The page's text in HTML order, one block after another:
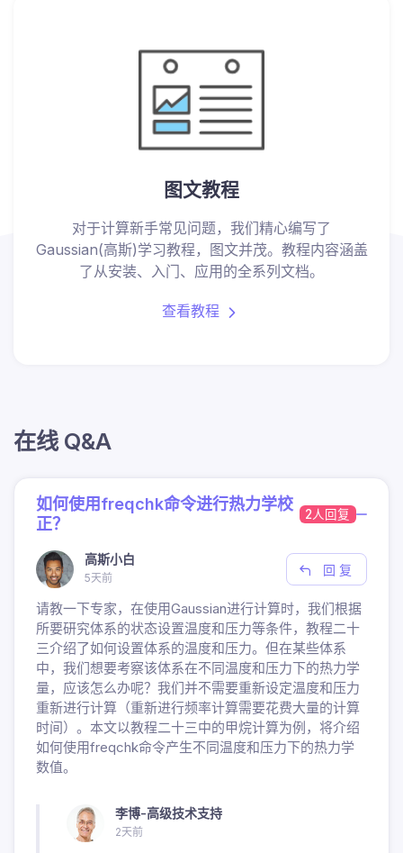
图文教程
对于计算新手常见问题，我们精心编写了
Gaussian(高斯)学习教程，图文并茂。教程内容涵盖
了从安装、入门、应用的全系列文档。
查看教程
在线 Q&A
如何使用freqchk命令进行热力学校
正？
2人回复
高斯小白
5天前
回 复
请教一下专家，在使用Gaussian进行计算时，我们根据
所要研究体系的状态设置温度和压力等条件，教程二十
三介绍了如何设置体系的温度和压力。但在某些体系
中，我们想要考察该体系在不同温度和压力下的热力学
量，应该怎么办呢？我们并不需要重新设定温度和压力
重新进行计算（重新进行频率计算需要花费大量的计算
时间）。本文以教程二十三中的甲烷计算为例，将介绍
如何使用freqchk命令产生不同温度和压力下的热力学
数值。
李博-高级技术支持
2天前